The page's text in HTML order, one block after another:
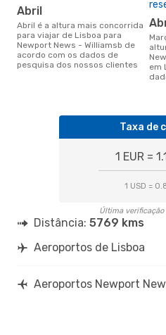
abril
abril é a altura mais concorrida
para viajar de Lisboa para
Newport News - Williamsb de
acordo com os dados de
pesquisa dos nossos clientes
março é uma das melhores
em
Taxa de
1 EUR =
1 USD =
Última
Distância: 5769 kms
Aeroportos de Lisboa
Aeroportos Newport